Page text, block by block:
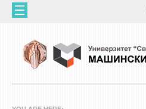
Skip to main content
ЗА НАС
60 ГОДИНИ МФ